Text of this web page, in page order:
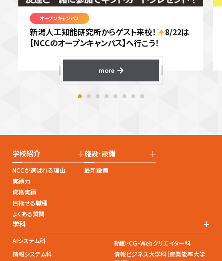
オープンキャンパス
新潟人工知能研究所からゲスト来校！
8/22は
【NCCのオープンキャンパス】へ行こう！
more
学校紹介 +
NCCが選ばれる理由
実績力
資格実績
目指せる職種
よくある質問
施設・設備 +
最新設備
学科 +
AIシステム科
動画・CG・Webクリエイター科
情報システム科
情報ビジネス大学科［産業能率大学